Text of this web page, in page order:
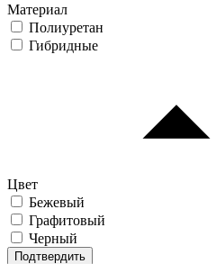
Материал
Полиуретан
Гибридные
Цвет
Бежевый
Графитовый
Черный
Подтвердить